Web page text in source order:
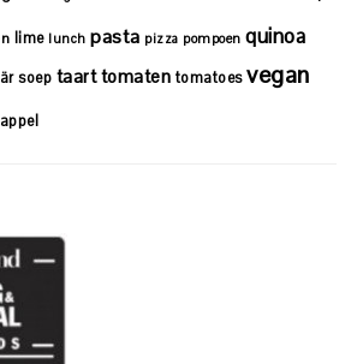
lime lunch pasta pizza pompoen quinoa
soep taarttomaten tomatoes vegan